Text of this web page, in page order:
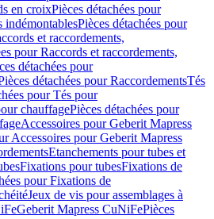
en croixPièces détachées pour
indémontablesPièces détachées pour
et raccordements,
pour Raccords et raccordements,
détachées pour
détachées pour RaccordementsTés
pour Tés pour
chauffagePièces détachées pour
Accessoires pour Geberit Mapress
Accessoires pour Geberit Mapress
Etanchements pour tubes et
Fixations pour tubesFixations de
pour Fixations de
Jeux de vis pour assemblages à
Geberit Mapress CuNiFePièces